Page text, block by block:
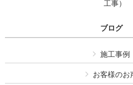
工事）
ブログ
施工事例
お客様のお